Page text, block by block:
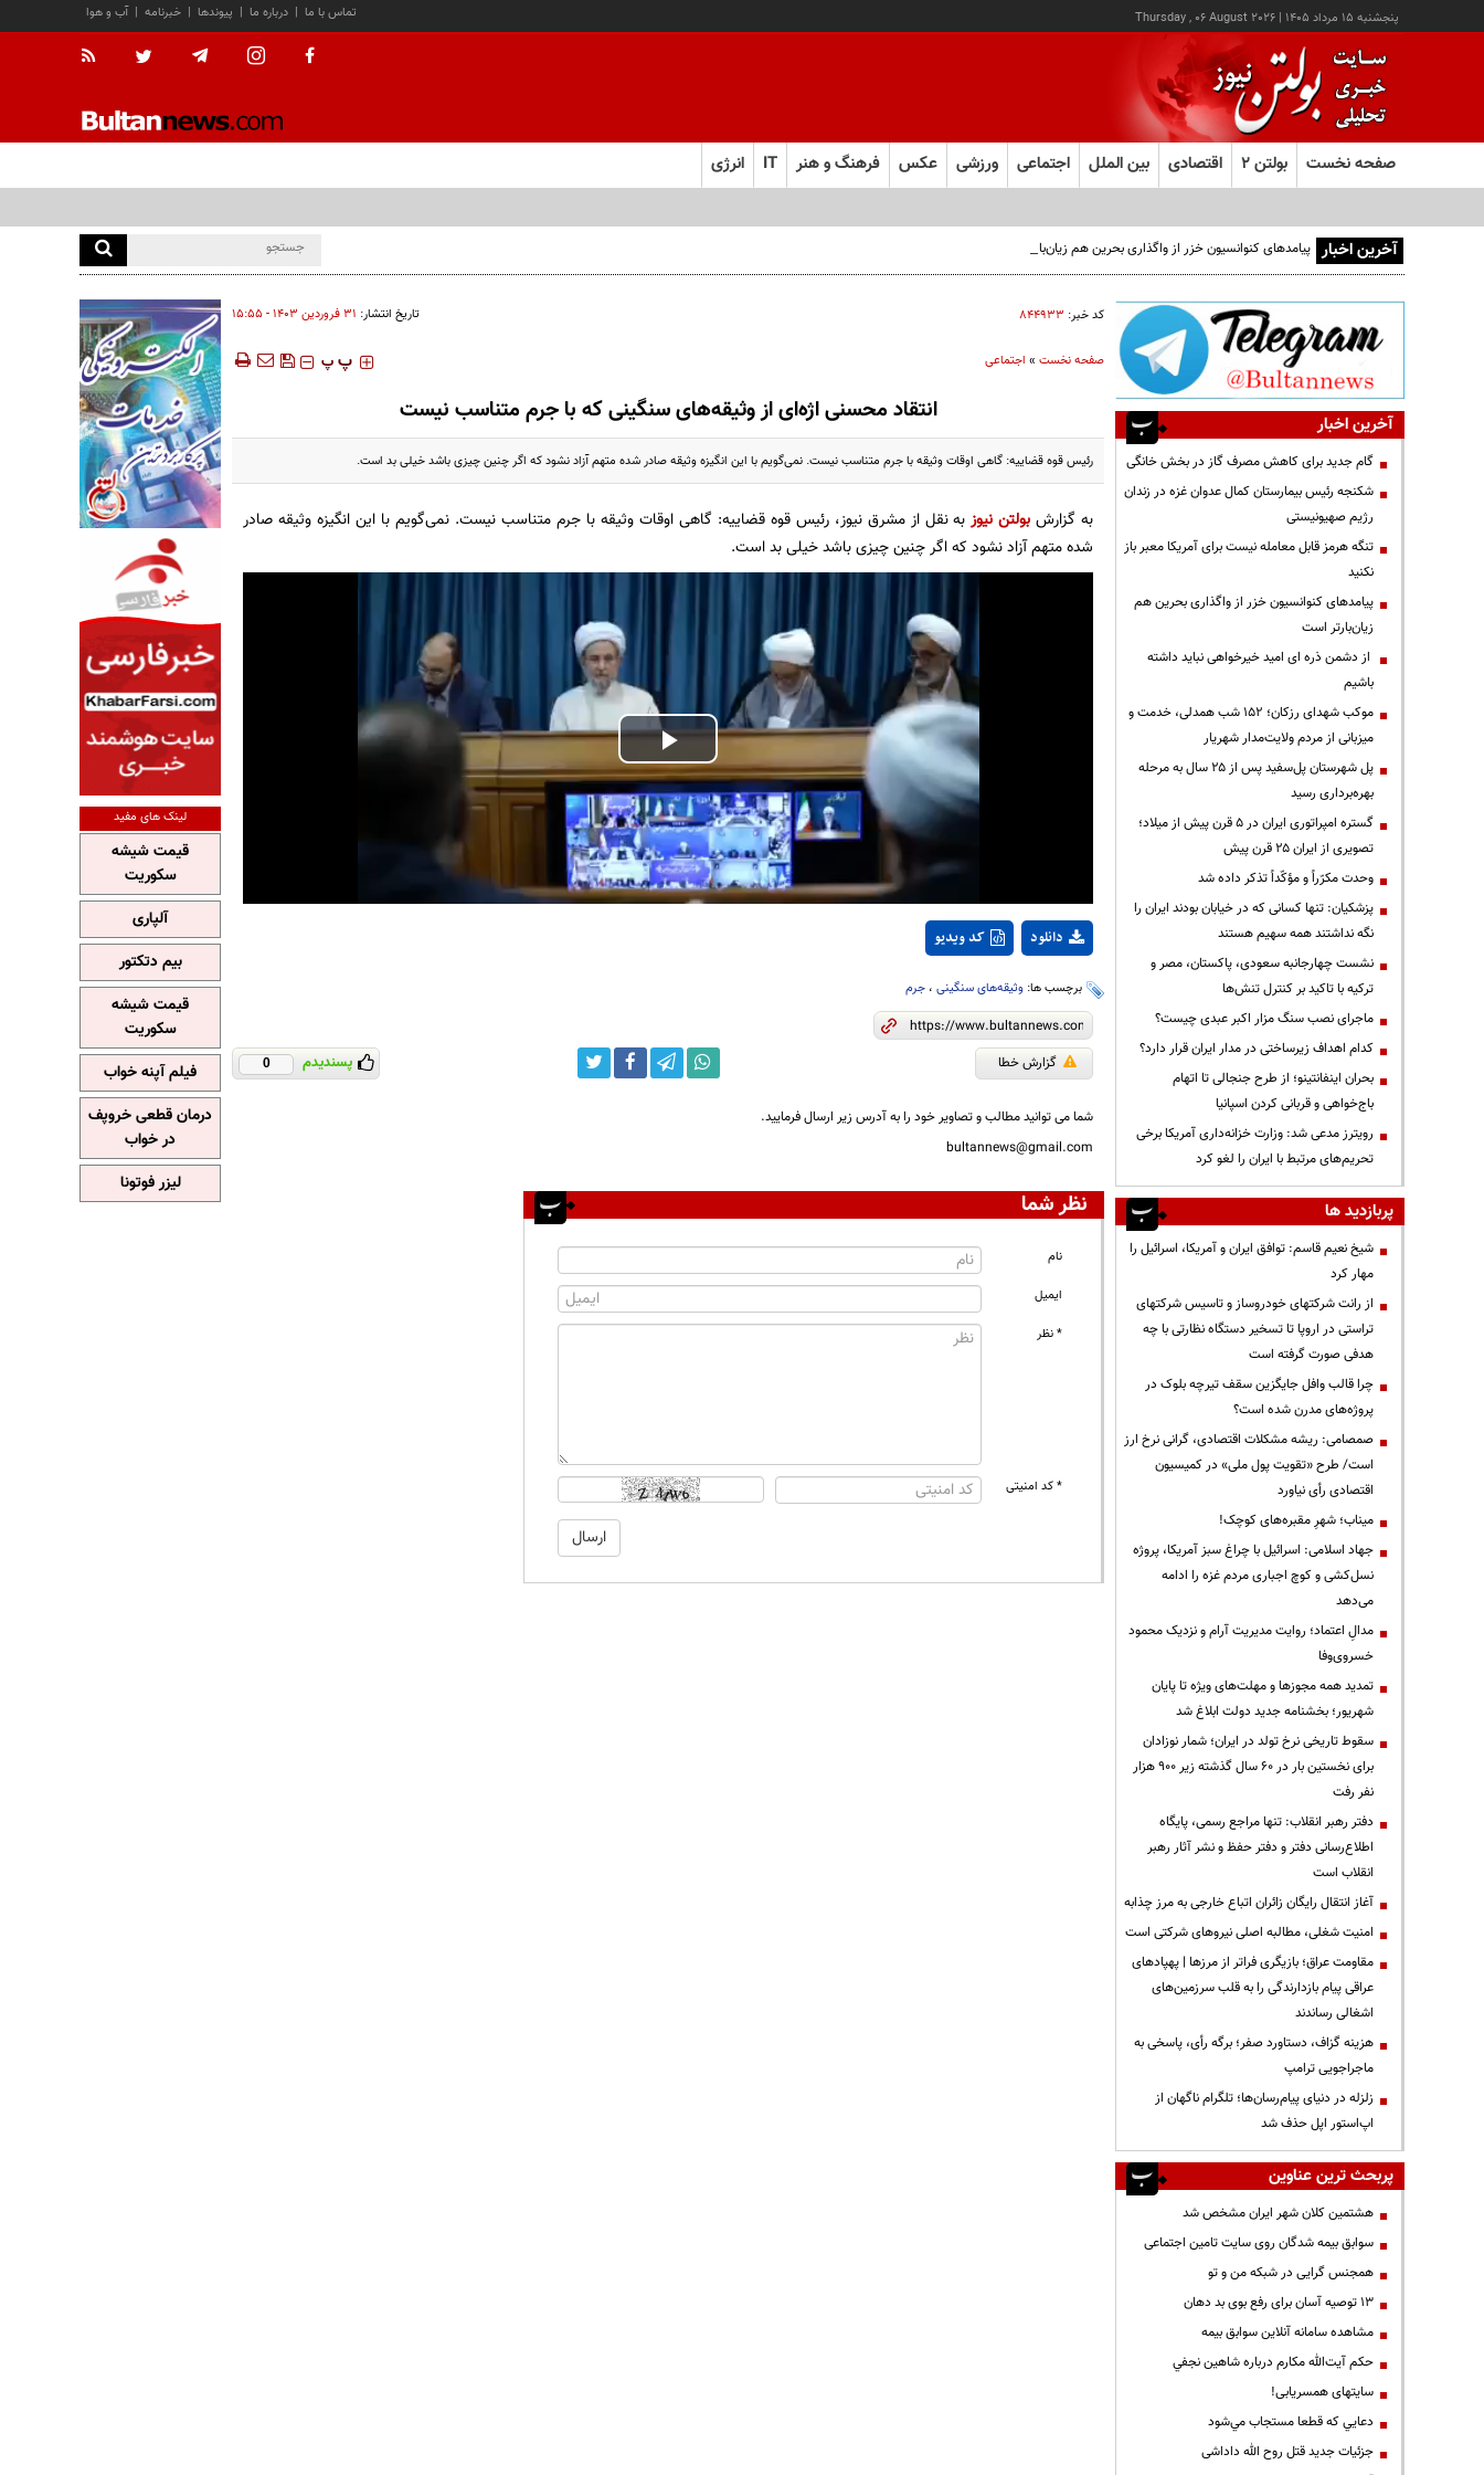
پنجشنبه ۱۵ مرداد ۱۴۰۵ |
Thursday , 06 August 2026 آب و هوا | خبرنامه | پیوندها | درباره ما | تماس با ما
صفحه نخست بولتن ۲ اقتصادی بین الملل اجتماعی ورزشی عکس فرهنگ و هنر IT انرژی
آخرین اخبار پیامدهای کنوانسیون خزر از واگذاری بحرین هم زیان‌بارتر است
کد خبر: ۸۴۴۹۳۳ تاریخ انتشار: ۳۱ فروردين ۱۴۰۳ - ۱۵:۵۵
صفحه نخست» اجتماعی ‍‍‍ پ پ
انتقاد محسنی اژه‌ای از وثیقه‌های سنگینی که با جرم متناسب نیست
رئیس قوه قضاییه: گاهی اوقات وثیقه با جرم متناسب نیست. نمی‌گویم با این انگیزه وثیقه صادر شده متهم آزاد نشود که اگر چنین چیزی باشد خیلی بد است.
به گزارش بولتن نیوزبه نقل از مشرق نیوز، رئیس قوه قضاییه: گاهی اوقات وثیقه با جرم متناسب نیست. نمی‌گویم با این انگیزه وثیقه صادر
شده متهم آزاد نشود که اگر چنین چیزی باشد خیلی بد است.
Play
Video
کد ویدیو دانلود
برچسب ها: وثیقه‌های سنگینی، جرم
گزارش خطا پسندیدم 0
شما می توانید مطالب و تصاویر خود را به آدرس زیر ارسال فرمایید.
bultannews@gmail.com
نظر شما
نام
ایمیل
* نظر
* کد امنیتی
آخرین اخبار
گام جدید برای کاهش مصرف گاز در بخش خانگی
شکنجه رئیس بیمارستان کمال عدوان غزه در زندان
رژیم صهیونیستی
تنگه هرمز قابل معامله نیست برای آمریکا معبر باز
نکنید
پیامدهای کنوانسیون خزر از واگذاری بحرین هم
زیان‌بارتر است
از دشمن ذره ای امید خیرخواهی نباید داشته
باشیم
موکب شهدای رزکان؛ ۱۵۲ شب همدلی، خدمت و
میزبانی از مردم ولایت‌مدار شهریار
پل شهرستان پل‌سفید پس از ۲۵ سال به مرحله
بهره‌برداری رسید
گستره امپراتوری ایران در ۵ قرن پیش از میلاد؛
تصویری از ایران ۲۵ قرن پیش
وحدت مکرّراً و مؤکّداً تذکر داده شد
پزشکیان: تنها کسانی که در خیابان بودند ایران را
نگه نداشتند همه سهیم هستند
نشست چهارجانبه سعودی، پاکستان، مصر و
ترکیه با تاکید بر کنترل تنش‌ها
ماجرای نصب سنگ مزار اکبر عبدی چیست؟
کدام اهداف زیرساختی در مدار ایران قرار دارد؟
بحران اینفانتینو؛ از طرح جنجالی تا اتهام
باج‌خواهی و قربانی کردن اسپانیا
رویترز مدعی شد: وزارت خزانه‌داری آمریکا برخی
تحریم‌های مرتبط با ایران را لغو کرد
پربازدید ها
شیخ نعیم قاسم: توافق ایران و آمریکا، اسرائیل را
مهار کرد
از رانت‌ شرکتهای خودروساز و تاسیس شرکتهای
تراستی در اروپا تا تسخیر دستگاه نظارتی با چه
هدفی صورت گرفته است
چرا قالب وافل جایگزین سقف تیرچه بلوک در
پروژه‌های مدرن شده است؟
صمصامی: ریشه مشکلات اقتصادی، گرانی نرخ ارز
است/ طرح «تقویت پول ملی» در کمیسیون
اقتصادی رأی نیاورد
میناب؛ شهرِ مقبره‌های کوچک!
جهاد اسلامی: اسرائیل با چراغ سبز آمریکا، پروژه
نسل‌کشی و کوچ اجباری مردم غزه را ادامه
می‌دهد
مدالِ اعتماد؛ روایت مدیریت آرام و نزدیک محمود
خسروی‌وفا
تمدید همه مجوزها و مهلت‌های ویژه تا پایان
شهریور؛ بخشنامه جدید دولت ابلاغ شد
سقوط تاریخی نرخ تولد در ایران؛ شمار نوزادان
برای نخستین بار در ۶۰ سال گذشته زیر ۹۰۰ هزار
نفر رفت
دفتر رهبر انقلاب: تنها مراجع رسمی، پایگاه
اطلاع‌رسانی دفتر و دفتر حفظ و نشر آثار رهبر
انقلاب است
آغاز انتقال رایگان زائران اتباع خارجی به مرز چذابه
‌امنیت شغلی، مطالبه اصلی نیروهای شرکتی است
مقاومت عراق؛ بازیگری فراتر از مرزها | پهپادهای
عراقی پیام بازدارندگی را به قلب سرزمین‌های
اشغالی رساندند
هزینه گزاف، دستاورد صفر؛ برگه رأی، پاسخی به
ماجراجویی ترامپ
زلزله در دنیای پیام‌رسان‌ها؛ تلگرام ناگهان از
اپ‌استور اپل حذف شد
پربحث ترین عناوین
هشتمین کلان شهر ایران مشخص شد
سوابق بیمه شدگان روی سایت تامین اجتماعی
همجنس گرایی در شبکه من و تو
13 توصیه آسان برای رفع بوی بد دهان
مشاهده سامانه آنلاين سوابق بیمه
حكم آيت‌الله مكارم درباره شاهين نجفي
سایتهای همسریابی!
دعايي كه قطعا مستجاب مي‌شود
جزئیات جدید قتل روح الله داداشی
لینک های مفید
قیمت شیشه
سکوریت
آلپاری
بیم دتکتور
قیمت شیشه
سکوریت
فیلم آپنه خواب
درمان قطعی خروپف
در خواب
لیزر فوتونا